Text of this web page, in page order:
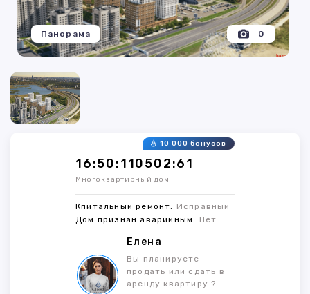
0
Панорама
16:50:110502:61
10 000 бонусов
Многоквартирный дом
Кпитальный ремонт: Исправный
Дом признан аварийным: Нет
Елена
Вы планируете
продать или сдать в
аренду квартиру ?